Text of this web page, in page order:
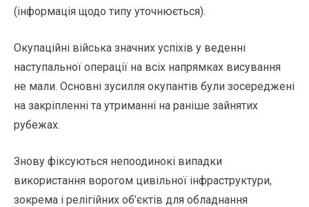
(інформація щодо типу уточнюється).
Окупаційні війська значних успіхів у веденні
наступальної операції на всіх напрямках висування
не мали. Основні зусилля окупантів були зосереджені
на закріпленні та утриманні на раніше зайнятих
рубежах.
Знову фіксуються непоодинокі випадки
використання ворогом цивільної інфраструктури,
зокрема і релігійних об’єктів для обладнання